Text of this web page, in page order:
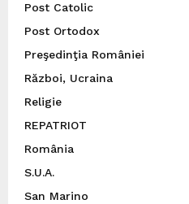
Post Catolic
Post Ortodox
Preşedinţia României
Război, Ucraina
Religie
REPATRIOT
România
S.U.A.
San Marino